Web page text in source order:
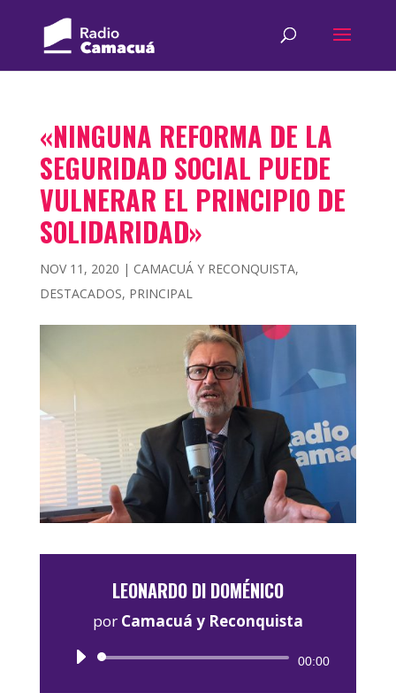
«NINGUNA REFORMA DE LA
SEGURIDAD SOCIAL PUEDE
VULNERAR EL PRINCIPIO DE
SOLIDARIDAD»
NOV 11, 2020 | CAMACUÁ Y RECONQUISTA,
DESTACADOS, PRINCIPAL
LEONARDO DI DOMÉNICO
por Camacuá y Reconquista
Reproductor
00:00